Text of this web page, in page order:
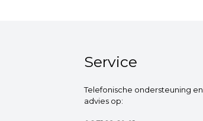
Service
Telefonische ondersteuning en
advies op: